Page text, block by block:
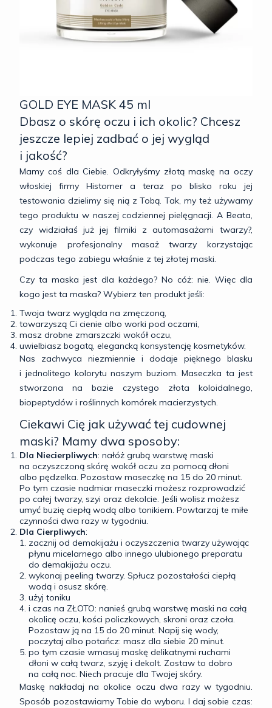
GOLD EYE MASK 45 ml
Dbasz o skórę oczu i ich okolic? Chcesz
jeszcze lepiej zadbać o jej wygląd
i jakość?
Mamy coś dla Ciebie. Odkryłyśmy złotą maskę na oczy
włoskiej firmy Histomer a teraz po blisko roku jej
testowania dzielimy się nią z Tobą. Tak, my też używamy
tego produktu w naszej codziennej pielęgnacji. A Beata,
czy widziałaś już jej filmiki z automasażami twarzy?,
wykonuje profesjonalny masaż twarzy korzystając
podczas tego zabiegu właśnie z tej złotej maski.
Czy ta maska jest dla każdego? No cóż: nie. Więc dla
kogo jest ta maska? Wybierz ten produkt jeśli:
Twoja twarz wygląda na zmęczoną,
towarzyszą Ci cienie albo worki pod oczami,
masz drobne zmarszczki wokół oczu,
uwielbiasz bogatą, elegancką konsystencję kosmetyków.
Nas zachwyca niezmiennie i dodaje pięknego blasku
i jednolitego kolorytu naszym buziom. Maseczka ta jest
stworzona na bazie czystego złota koloidalnego,
biopeptydów i roślinnych komórek macierzystych.
Ciekawi Cię jak używać tej cudownej
maski? Mamy dwa sposoby:
Dla Niecierpliwych: nałóż grubą warstwę maski
na oczyszczoną skórę wokół oczu za pomocą dłoni
albo pędzelka. Pozostaw maseczkę na 15 do 20 minut.
Po tym czasie nadmiar maseczki możesz rozprowadzić
po całej twarzy, szyi oraz dekolcie. Jeśli wolisz możesz
umyć buzię ciepłą wodą albo tonikiem. Powtarzaj te miłe
czynności dwa razy w tygodniu.
Dla Cierpliwych:
zacznij od demakijażu i oczyszczenia twarzy używając
płynu micelarnego albo innego ulubionego preparatu
do demakijażu oczu.
wykonaj peeling twarzy. Spłucz pozostałości ciepłą
wodą i osusz skórę.
użyj toniku
i czas na ZŁOTO: nanieś grubą warstwę maski na całą
okolicę oczu, kości policzkowych, skroni oraz czoła.
Pozostaw ją na 15 do 20 minut. Napij się wody,
poczytaj albo potańcz: masz dla siebie 20 minut.
po tym czasie wmasuj maskę delikatnymi ruchami
dłoni w całą twarz, szyję i dekolt. Zostaw to dobro
na całą noc. Niech pracuje dla Twojej skóry.
Maskę nakładaj na okolice oczu dwa razy w tygodniu.
Sposób pozostawiamy Tobie do wyboru. I daj sobie czas: